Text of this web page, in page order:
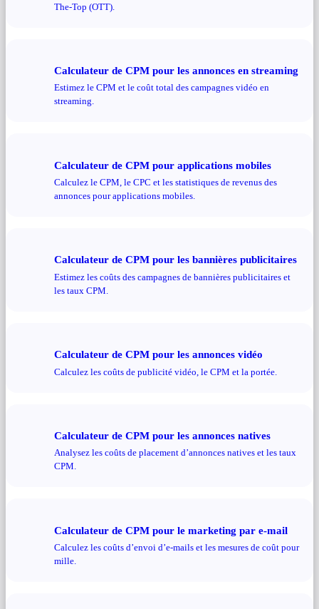
The-Top (OTT).
Calculateur de CPM pour les annonces en streaming
Estimez le CPM et le coût total des campagnes vidéo en
streaming.
Calculateur de CPM pour applications mobiles
Calculez le CPM, le CPC et les statistiques de revenus des
annonces pour applications mobiles.
Calculateur de CPM pour les bannières publicitaires
Estimez les coûts des campagnes de bannières publicitaires et
les taux CPM.
Calculateur de CPM pour les annonces vidéo
Calculez les coûts de publicité vidéo, le CPM et la portée.
Calculateur de CPM pour les annonces natives
Analysez les coûts de placement d’annonces natives et les taux
CPM.
Calculateur de CPM pour le marketing par e-mail
Calculez les coûts d’envoi d’e-mails et les mesures de coût pour
mille.